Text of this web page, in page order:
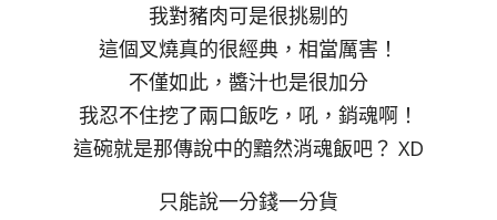
我對豬肉可是很挑剔的
這個叉燒真的很經典，相當厲害！
不僅如此，醬汁也是很加分
我忍不住挖了兩口飯吃，吼，銷魂啊！
這碗就是那傳說中的黯然消魂飯吧？ XD
只能說一分錢一分貨